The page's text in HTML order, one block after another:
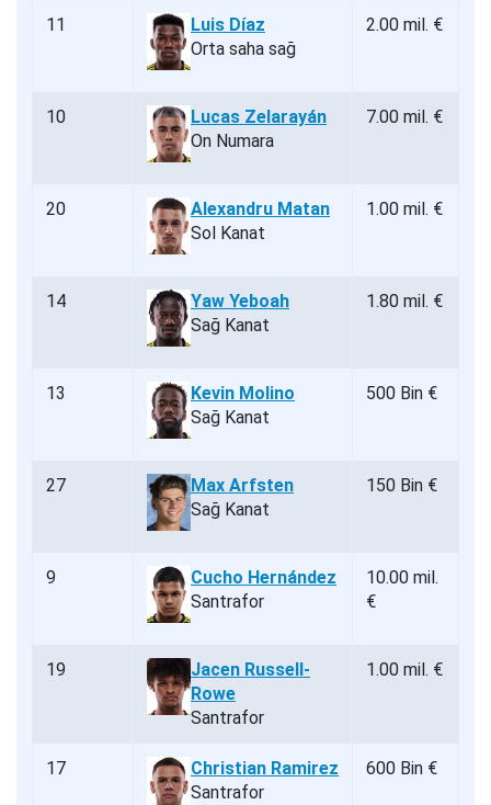
11
Luis Díaz
Orta saha sağ
2.00 mil. €
10
Lucas Zelarayán
On Numara
7.00 mil. €
20
Alexandru Matan
Sol Kanat
1.00 mil. €
14
Yaw Yeboah
Sağ Kanat
1.80 mil. €
13
Kevin Molino
Sağ Kanat
500 Bin €
27
Max Arfsten
Sağ Kanat
150 Bin €
9
Cucho Hernández
Santrafor
10.00 mil.
€
19
Jacen Russell-
Rowe
Santrafor
1.00 mil. €
17
Christian Ramirez
Santrafor
600 Bin €